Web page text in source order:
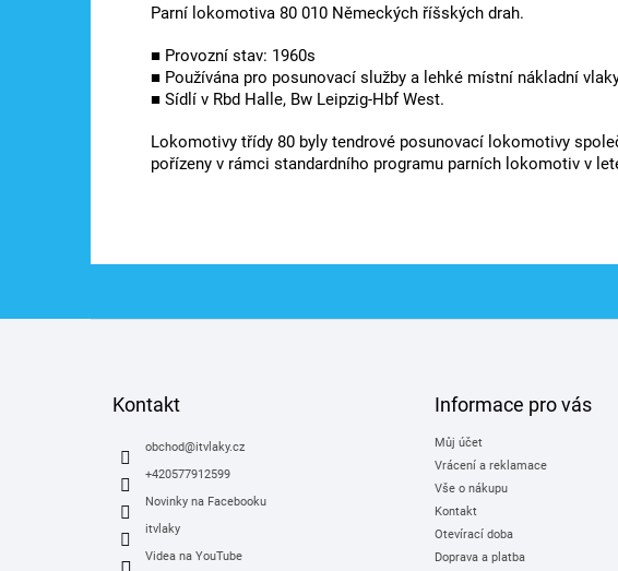
Parní lokomotiva 80 010 Německých říšských drah.
■ Provozní stav: 1960s
■ Používána pro posunovací služby a lehké místní nákladní
■ Sídlí v Rbd Halle, Bw Leipzig-Hbf West.
Lokomotivy třídy 80 byly tendrové posunovací lokomotivy
pořízeny v rámci standardního programu parních lokomotiv v
Kontakt
obchod@itvlaky.cz
+420577912599
Novinky na Facebooku
itvlaky
Videa na YouTube
Informace pro vás
Můj účet
Vrácení a reklamace
Vše o nákupu
Kontakt
Otevírací doba
Doprava a platba